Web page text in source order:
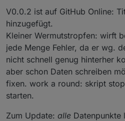
V0.0.2 ist auf GitHub Online:
hinzugefügt.
Kleiner Wermutstropfen: wirft
jede Menge Fehler, da er wg.
nicht schnell genug hinterher
aber schon Daten schreiben
fixen. work a round: skript
starten.
Zum Update: alle Datenpunkte